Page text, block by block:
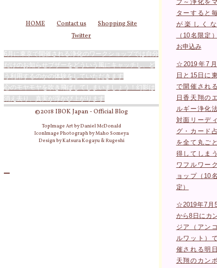
プ～浄化を
ターすると
が楽しく
（10名限定
お申込み
☆2019年7
日と15日に
で開催され
日香天翔の
ルギー浄化
対面リーデ
グ・カード
を全て丸ご
得してしま
ワフルワー
ョップ（10
定）
☆2019年7月
から8日にカ
ジア（アン
ルワット）
催される明
天翔のカン
HOME Contact us
Shopping Site
Twitter
6月に東京で開催される浄化のワークショップでは自分
だけのお知らせブザーをどういう風にキャッチし、ど
う利用するのかの体験をしていただきます
心のモヤモヤを吹き飛ばしてしまいましょう！幻影は
消え去り、真実が浮かび上がります
©2018 IBOK Japan - Official Blog
TopImage Art by Daniel McDonald
IconImage Photograph by Maho Someya
Design by Katsura Kogayu & Rugeshi